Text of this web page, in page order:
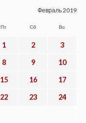
Февраль 2019
Пт Сб Вс
1 2 3
8 9 10
15 16 17
22 23 24